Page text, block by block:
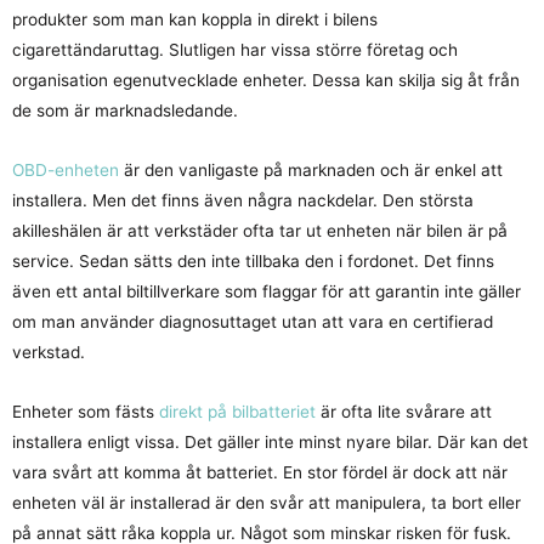
produkter som man kan koppla in direkt i bilens
cigarettändaruttag. Slutligen har vissa större företag och
organisation egenutvecklade enheter. Dessa kan skilja sig åt från
de som är marknadsledande.
OBD-enheten är den vanligaste på marknaden och är enkel att
installera. Men det finns även några nackdelar. Den största
akilleshälen är att verkstäder ofta tar ut enheten när bilen är på
service. Sedan sätts den inte tillbaka den i fordonet. Det finns
även ett antal biltillverkare som flaggar för att garantin inte gäller
om man använder diagnosuttaget utan att vara en certifierad
verkstad.
Enheter som fästs direkt på bilbatteriet är ofta lite svårare att
installera enligt vissa. Det gäller inte minst nyare bilar. Där kan det
vara svårt att komma åt batteriet. En stor fördel är dock att när
enheten väl är installerad är den svår att manipulera, ta bort eller
på annat sätt råka koppla ur. Något som minskar risken för fusk.